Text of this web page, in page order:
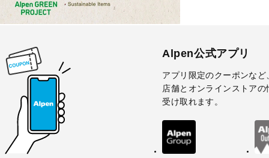
Alpen公式アプリ
アプリ限定のクーポンなど
店舗とオンラインストアの
受け取れます。